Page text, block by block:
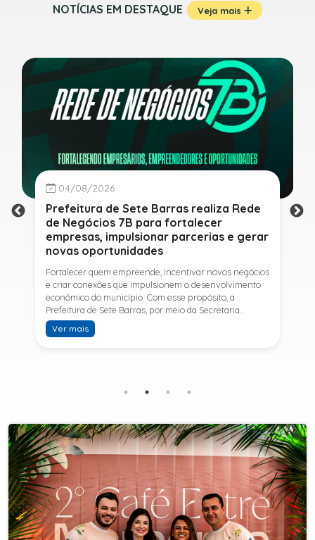
NOTÍCIAS EM DESTAQUE Veja mais
04/08/2026
Prefeitura de Sete Barras realiza Rede
de Negócios 7B para fortalecer
empresas, impulsionar parcerias e gerar
novas oportunidades
Fortalecer quem empreende, incentivar novos negócios
e criar conexões que impulsionem o desenvolvimento
econômico do município. Com esse propósito, a
Prefeitura de Sete Barras, por meio da Secretaria
Municipal de Turismo e Desenvolvimento Econômico,
promove na próxima terça-feira (11) a Rede de Negócios
telecomunicações e fundador da empresa Seu
Consultor, que compartilhará estratégias para
aumentar resultados, fortalecer relacionamentos
comerciais e ampliar as oportunidades de
negócios.Para a Secretária Municipal de Turismo e
Desenvolvimento Econômico, Edna Carvalho, a Rede de
Negócios 7B representa mais uma iniciativa da gestão
do Prefeito Ítalo Costa para fortalecer o
empreendedorismo e incentivar o crescimento das
Ver mais